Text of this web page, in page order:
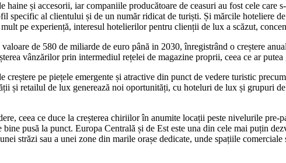
și accesorii, iar companiile producătoare de ceasuri au fost cele care
specific al clientului și de un număr ridicat de turiști. Și mărcile hoteliere
pe experiență, interesul hotelierilor pentru clienții de lux a scăzut,
de 580 de miliarde de euro până in 2030, înregistrând o creștere
vânzărilor prin intermediul rețelei de magazine proprii, ceea ce ar
pe piețele emergente și atractive din punct de vedere turistic
și retailul de lux generează noi oportunități, cu hoteluri de lux și grupuri
ceea ce duce la creșterea chiriilor în anumite locații peste nivelurile pre-
pusă la punct. Europa Centrală și de Est este una din cele mai puțin
străzi sau a unei zone din marile orașe dedicate, unde spațiile